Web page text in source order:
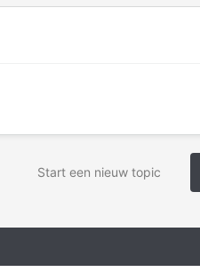
Start een nieuw topic